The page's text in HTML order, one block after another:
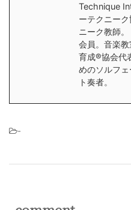
Technique
ーテクニー
ニーク教師
会員。音楽
育成®︎協会代
めのソルフ
ト奏者。
-